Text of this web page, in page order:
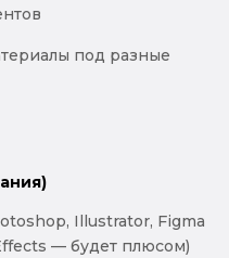
под разные
Illustrator, Figma
— будет плюсом)